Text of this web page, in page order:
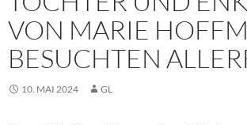
VON MARIE
BESUCHTEN
10. MAI 2024 GL